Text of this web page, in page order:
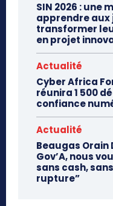
SIN 2026 : une
apprendre aux
transformer
en projet
Actualité
Cyber Africa
réunira 1 500
confiance
Actualité
Beaugas Orain
Gov’A, nous
sans cash,
rupture”